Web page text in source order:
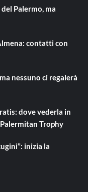
Palermo, ma
contatti con
nessuno ci regalerà
dove vederla in
Trophy
inizia la